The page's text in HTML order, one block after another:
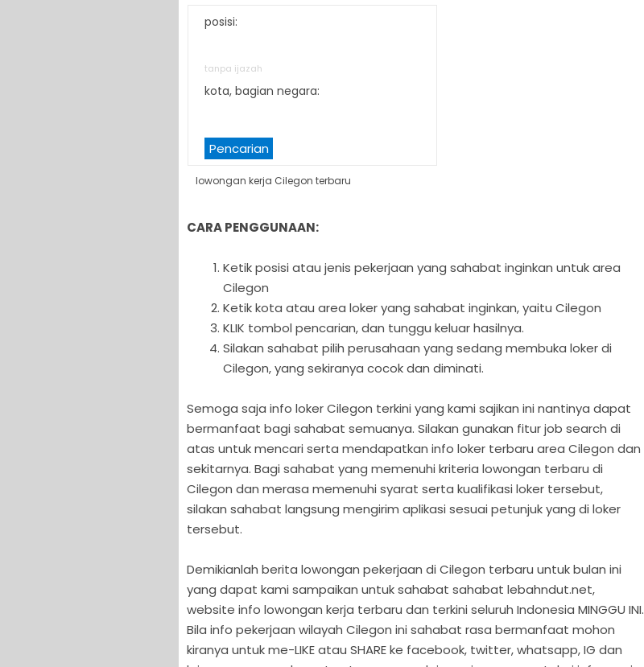
posisi:
tanpa ijazah
kota, bagian negara:
Pencarian
lowongan kerja Cilegon terbaru
CARA PENGGUNAAN:
Ketik posisi atau jenis pekerjaan yang sahabat inginkan untuk area
Cilegon
Ketik kota atau area loker yang sahabat inginkan, yaitu Cilegon
KLIK tombol pencarian, dan tunggu keluar hasilnya.
Silakan sahabat pilih perusahaan yang sedang membuka loker di
Cilegon, yang sekiranya cocok dan diminati.
Semoga saja info loker Cilegon terkini yang kami sajikan ini nantinya dapat
bermanfaat bagi sahabat semuanya. Silakan gunakan fitur job search di
atas untuk mencari serta mendapatkan info loker terbaru area Cilegon dan
sekitarnya. Bagi sahabat yang memenuhi kriteria lowongan terbaru di
Cilegon dan merasa memenuhi syarat serta kualifikasi loker tersebut,
silakan sahabat langsung mengirim aplikasi sesuai petunjuk yang di loker
tersebut.
Demikianlah berita lowongan pekerjaan di Cilegon terbaru untuk bulan ini
yang dapat kami sampaikan untuk sahabat sahabat lebahndut.net,
website info lowongan kerja terbaru dan terkini seluruh Indonesia MINGGU INI.
Bila info pekerjaan wilayah Cilegon ini sahabat rasa bermanfaat mohon
kiranya untuk me-LIKE atau SHARE ke facebook, twitter, whatsapp, IG dan